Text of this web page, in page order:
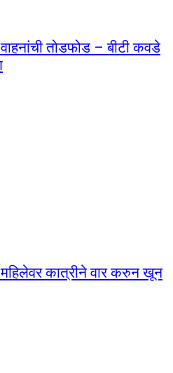
तोडफोड – बीटी कवडे
कात्रीने वार करुन खून